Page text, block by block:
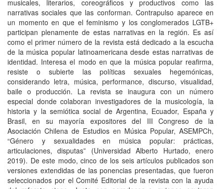
musicales, literarios, coreográficos y productivos como las
narrativas sociales que las conforman. Contrapulso aparece en
un momento en que el feminismo y los conglomerados LGTB+
participan plenamente de estas narrativas en la región. Es así
como el primer número de la revista está dedicado a la escucha
de la música popular latinoamericana desde estas narrativas de
identidad. Interesa el modo en que la música popular reafirma,
resiste o subierte las políticas sexuales hegemónicas,
considerando letra, música, performance, discurso, visualidad,
baile o producción. La revista se inaugura con un número
especial donde colaboran investigadores de la musicología, la
historia y la semiótica social de Argentina, Ecuador, España y
Brasil, en su mayoría expositores del III Congreso de la
Asociación Chilena de Estudios en Música Popular, ASEMPCh,
“Género y sexualidades en música popular: prácticas,
articulaciones, disputas” (Universidad Alberto Hurtado, enero
2019). De este modo, cinco de los seis artículos publicados son
versiones extendidas de las ponencias presentadas, que fueron
seleccionados por el Comité Editorial de la revista con la ayuda